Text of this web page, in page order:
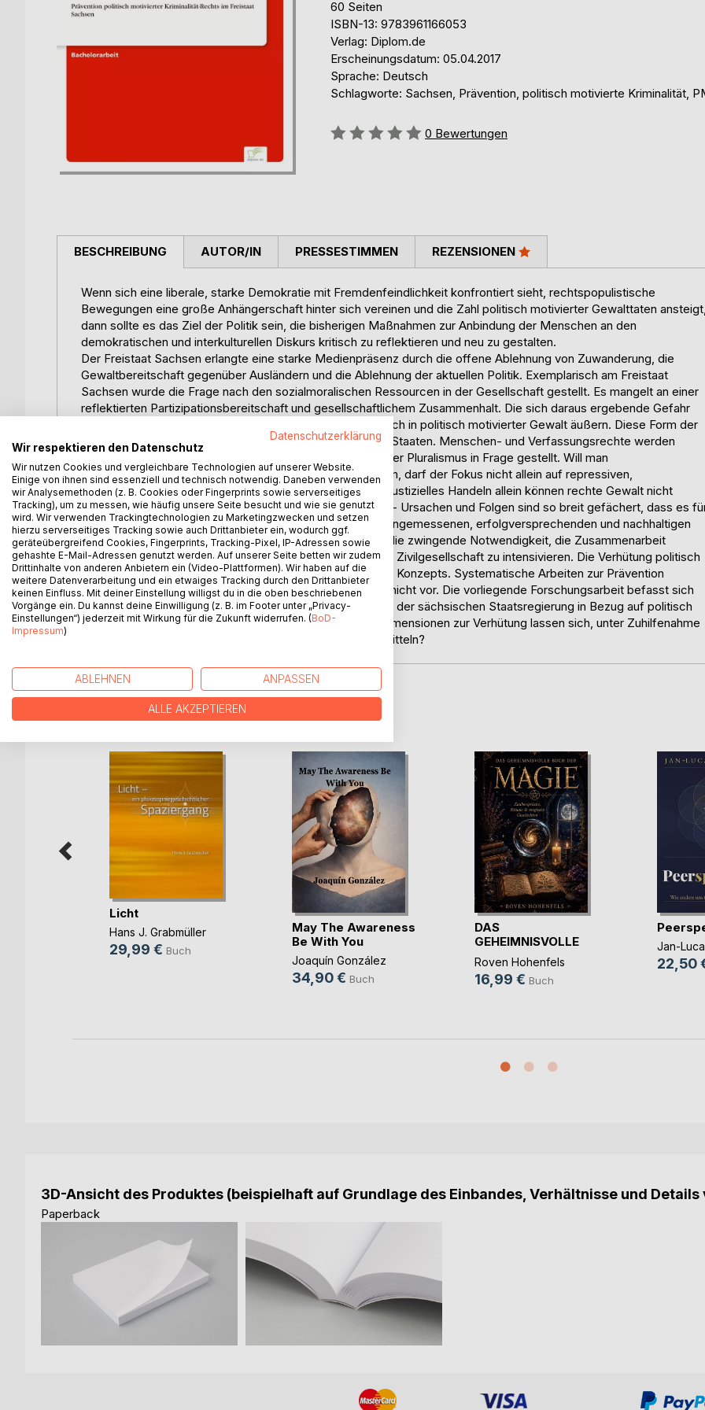
60 Seiten
ISBN-13: 9783961166053
Verlag: Diplom.de
Erscheinungsdatum: 05.04.2017
Sprache: Deutsch
Schlagworte: Sachsen, Prävention, politisch motivierte Kriminalität,
Bewertung::
0 Bewertungen
BESCHREIBUNG
Wenn sich eine liberale, starke Demokratie mit Fremdenfeindlichkeit konfrontiert sieht, rechtspopulistische
Bewegungen eine große Anhängerschaft hinter sich vereinen und die Zahl politisch motivierter Gewalttaten
dann sollte es das Ziel der Politik sein, die bisherigen Maßnahmen zur Anbindung der Menschen an den
demokratischen und interkulturellen Diskurs kritisch zu reflektieren und neu zu gestalten.
Der Freistaat Sachsen erlangte eine starke Medienpräsenz durch die offene Ablehnung von Zuwanderung, die
Gewaltbereitschaft gegenüber Ausländern und die Ablehnung der aktuellen Politik. Exemplarisch am Freistaat
Sachsen wurde die Frage nach den sozialmoralischen Ressourcen in der Gesellschaft gestellt. Es mangelt an einer
reflektierten Partizipationsbereitschaft und gesellschaftlichem Zusammenhalt. Die sich daraus ergebende Gefahr
besteht im Angriff auf die Demokratie und kann sich letztlich in politisch motivierter Gewalt äußern. Diese Form der
Kriminalität ist nicht nur ein Gegenstand konfliktgeprägter Staaten. Menschen- und Verfassungsrechte werden
verletzt und die Rechtsstaatlichkeit, die Demokratie und der Pluralismus in Frage gestellt. Will man
fremdenfeindlichen Tendenzen nachhaltig entgegenwirken, darf der Fokus nicht allein auf repressiven,
sicherheitspolitischen Aufgaben liegen. Polizeiliches und justizielles Handeln allein können rechte Gewalt nicht
stoppen. Politisch motivierte Kriminalität ist sehr komplex - Ursachen und Folgen sind so breit gefächert, dass es
die Strafverfolgungsbehörden unmöglich ist, allein einen angemessenen, erfolgversprechenden und nachhaltigen
Ansatz der Prävention zu konzipieren. Daraus ergibt sich die zwingende Notwendigkeit, die Zusammenarbeit
zwischen Polizei, Trägern der öffentlichen Verwaltung und Zivilgesellschaft zu intensivieren. Die Verhütung politisch
motivierter Gewalt bedarf eines gesamtgesellschaftlichen Konzepts. Systematische Arbeiten zur Prävention
politisch motivierter Kriminalität in Sachsen liegen bislang nicht vor. Die vorliegende Forschungsarbeit befasst sich
daher mit der Frage: Wie sind die Präventionsmaßnahmen der sächsischen Staatsregierung in Bezug auf politisch
motivierte Kriminalität–Rechts ausgestaltet und welche Dimensionen zur Verhütung lassen sich, unter Zuhilfenahme
kriminalpräventiver Theorien, für die zukünftige Arbeit ermitteln?
AUTOR/IN PRESSESTIMMEN REZENSIONEN
WEITERE TITEL BEIBoD
Licht
Hans J. Grabmüller
29,99 € Buch
May The Awareness
Be With You
Joaquín González
34,90 € Buch
DAS
GEHEIMNISVOLLE
BUCH DER MAGIE
Roven Hohenfels
16,99 € Buch
Jan-
22,50
3D-Ansicht des Produktes (beispielhaft auf Grundlage des Einbandes, Verhältnisse und
Paperback
Datenschutzerklärung
Wir respektieren den Datenschutz
Wir nutzen Cookies und vergleichbare Technologien auf unserer Website.
Einige von ihnen sind essenziell und technisch notwendig. Daneben verwenden
wir Analysemethoden (z. B. Cookies oder Fingerprints sowie serverseitiges
Tracking), um zu messen, wie häufig unsere Seite besucht und wie sie genutzt
wird. Wir verwenden Trackingtechnologien zu Marketingzwecken und setzen
hierzu serverseitiges Tracking sowie auch Drittanbieter ein, wodurch ggf.
geräteübergreifend Cookies, Fingerprints, Tracking-Pixel, IP-Adressen sowie
gehashte E-Mail-Adressen genutzt werden. Auf unserer Seite betten wir zudem
Drittinhalte von anderen Anbietern ein (Video-Plattformen). Wir haben auf die
weitere Datenverarbeitung und ein etwaiges Tracking durch den Drittanbieter
keinen Einfluss. Mit deiner Einstellung willigst du in die oben beschriebenen
Vorgänge ein. Du kannst deine Einwilligung (z. B. im Footer unter „Privacy-
Einstellungen“) jederzeit mit Wirkung für die Zukunft widerrufen. (BoD-
Impressum)
ABLEHNEN ANPASSEN
ALLE AKZEPTIEREN